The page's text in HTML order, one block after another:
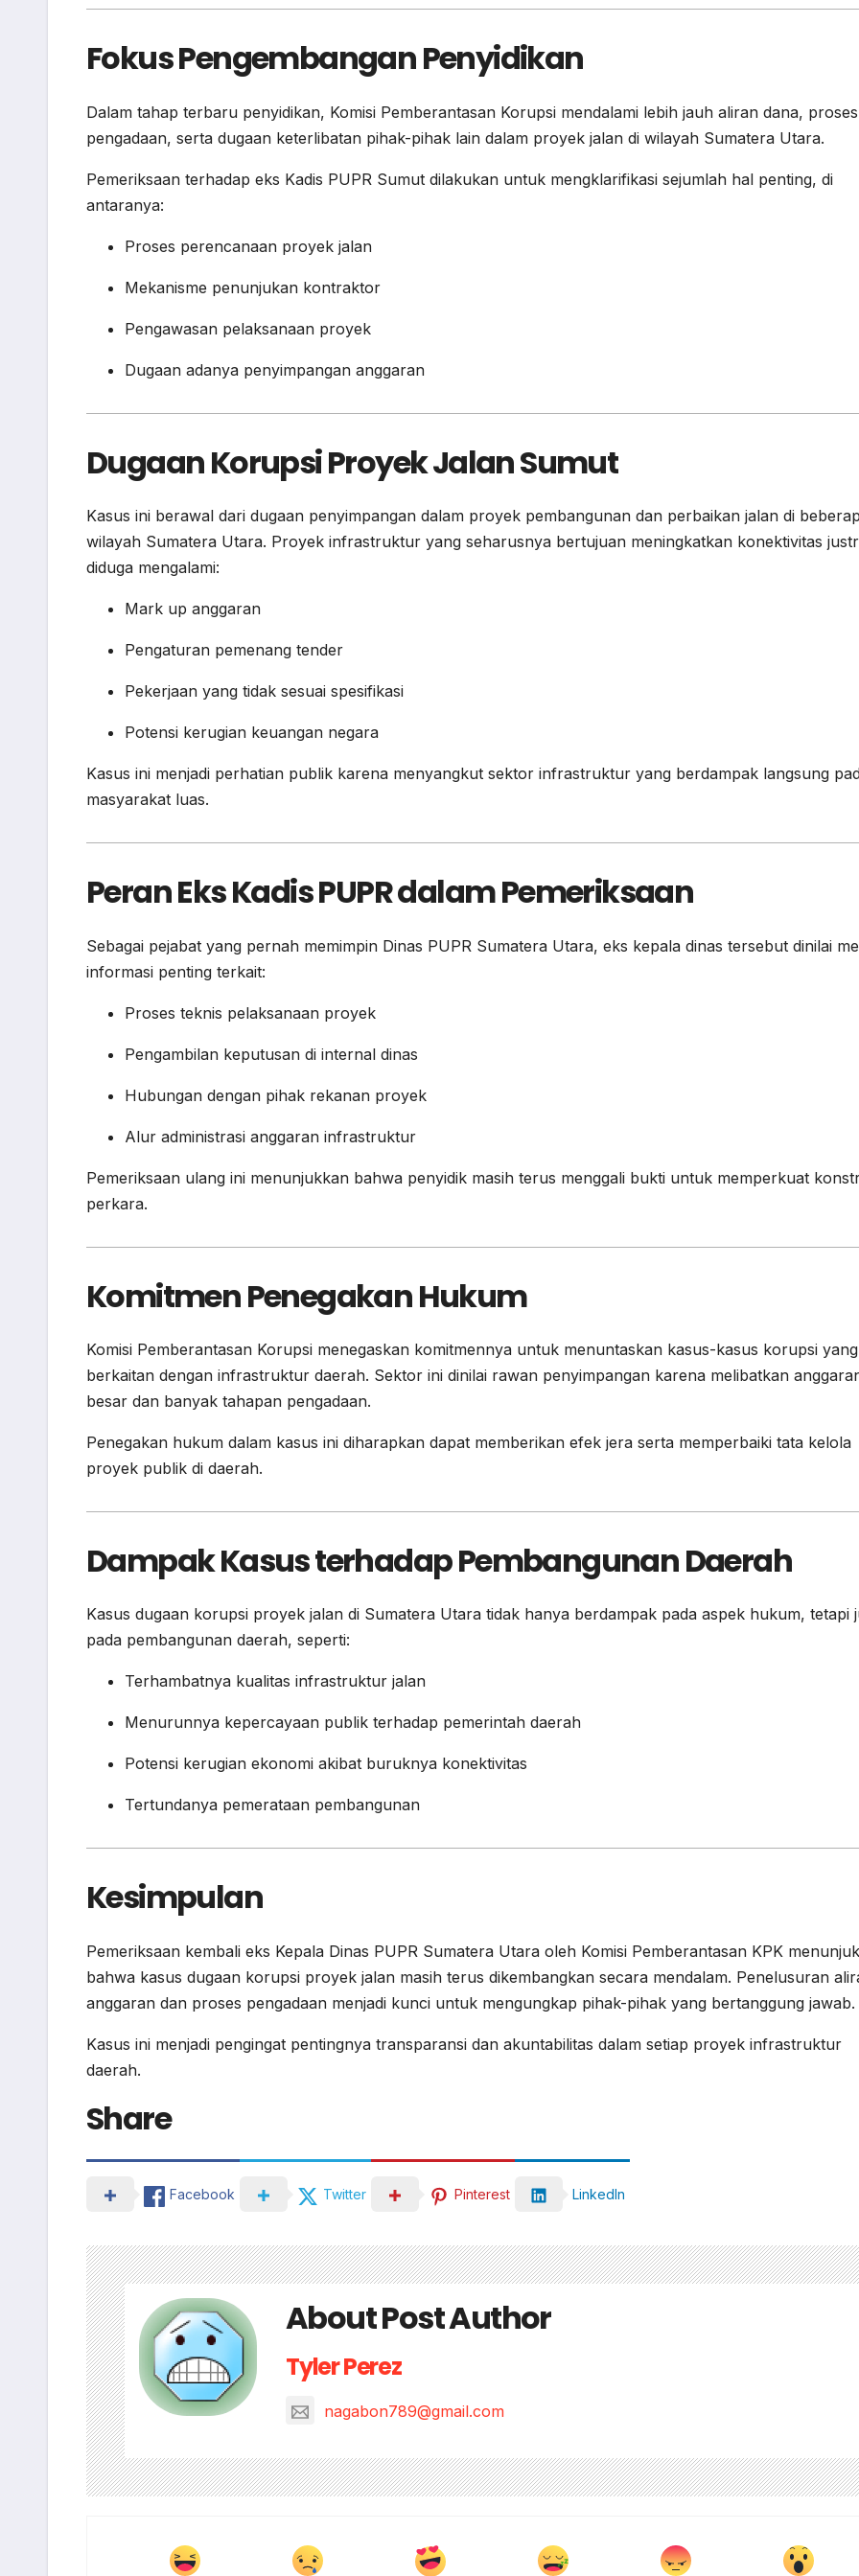
Fokus Pengembangan Penyidikan
Dalam tahap terbaru penyidikan, Komisi Pemberantasan Korupsi mendalami lebih jauh aliran dana, proses
pengadaan, serta dugaan keterlibatan pihak-pihak lain dalam proyek jalan di wilayah Sumatera Utara.
Pemeriksaan terhadap eks Kadis PUPR Sumut dilakukan untuk mengklarifikasi sejumlah hal penting, di
antaranya:
Proses perencanaan proyek jalan
Mekanisme penunjukan kontraktor
Pengawasan pelaksanaan proyek
Dugaan adanya penyimpangan anggaran
Dugaan Korupsi Proyek Jalan Sumut
Kasus ini berawal dari dugaan penyimpangan dalam proyek pembangunan dan perbaikan jalan di
wilayah Sumatera Utara. Proyek infrastruktur yang seharusnya bertujuan meningkatkan konektivitas
diduga mengalami:
Mark up anggaran
Pengaturan pemenang tender
Pekerjaan yang tidak sesuai spesifikasi
Potensi kerugian keuangan negara
Kasus ini menjadi perhatian publik karena menyangkut sektor infrastruktur yang berdampak langsung
masyarakat luas.
Peran Eks Kadis PUPR dalam Pemeriksaan
Sebagai pejabat yang pernah memimpin Dinas PUPR Sumatera Utara, eks kepala dinas tersebut dinilai
informasi penting terkait:
Proses teknis pelaksanaan proyek
Pengambilan keputusan di internal dinas
Hubungan dengan pihak rekanan proyek
Alur administrasi anggaran infrastruktur
Pemeriksaan ulang ini menunjukkan bahwa penyidik masih terus menggali bukti untuk memperkuat
perkara.
Komitmen Penegakan Hukum
Komisi Pemberantasan Korupsi menegaskan komitmennya untuk menuntaskan kasus-kasus korupsi yang
berkaitan dengan infrastruktur daerah. Sektor ini dinilai rawan penyimpangan karena melibatkan
besar dan banyak tahapan pengadaan.
Penegakan hukum dalam kasus ini diharapkan dapat memberikan efek jera serta memperbaiki tata kelola
proyek publik di daerah.
Dampak Kasus terhadap Pembangunan Daerah
Kasus dugaan korupsi proyek jalan di Sumatera Utara tidak hanya berdampak pada aspek hukum, tetapi
pada pembangunan daerah, seperti:
Terhambatnya kualitas infrastruktur jalan
Menurunnya kepercayaan publik terhadap pemerintah daerah
Potensi kerugian ekonomi akibat buruknya konektivitas
Tertundanya pemerataan pembangunan
Kesimpulan
Pemeriksaan kembali eks Kepala Dinas PUPR Sumatera Utara oleh Komisi Pemberantasan KPK
bahwa kasus dugaan korupsi proyek jalan masih terus dikembangkan secara mendalam. Penelusuran
anggaran dan proses pengadaan menjadi kunci untuk mengungkap pihak-pihak yang bertanggung jawab.
Kasus ini menjadi pengingat pentingnya transparansi dan akuntabilitas dalam setiap proyek infrastruktur
daerah.
Share
Facebook Twitter Pinterest LinkedIn
About Post Author
Tyler Perez
nagabon789@gmail.com